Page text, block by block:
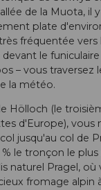
de la Muota, il
plate
fréquentée vers
le
– vous traversez
la météo.
Hölloch (le
d'Europe), vous
jusqu'au col de
le tronçon le plus
naturel Pragel,
fromage alpin